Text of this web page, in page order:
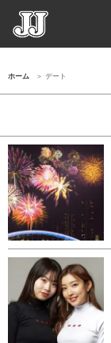
ホーム デート